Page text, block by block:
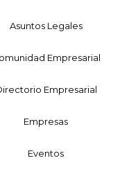
Asuntos Legales
Empresarial
Empresarial
Empresas
Eventos